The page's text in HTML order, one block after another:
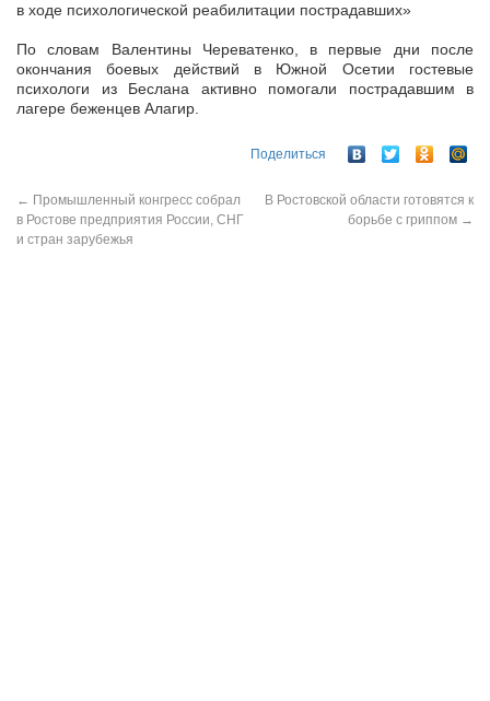
в ходе психологической реабилитации пострадавших»
По словам Валентины Череватенко, в первые дни после
окончания боевых действий в Южной Осетии гостевые
психологи из Беслана активно помогали пострадавшим в
лагере беженцев Алагир.
Поделиться
← Промышленный конгресс собрал
в Ростове предприятия России, СНГ
и стран зарубежья
В Ростовской области готовятся к
борьбе с гриппом →